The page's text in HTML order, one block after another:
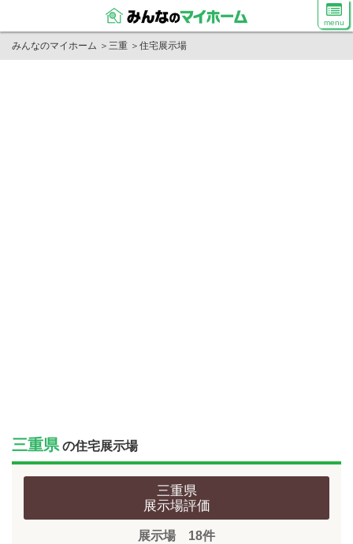
menu
みんなのマイホーム ＞ 三重 ＞ 住宅展示場
三重県 の住宅展示場
三重県
展示場評価
展示場 18件